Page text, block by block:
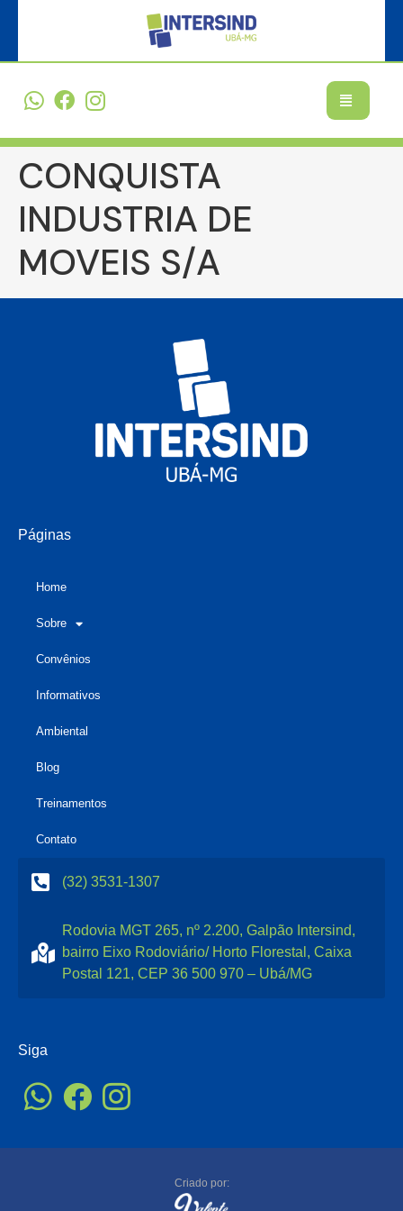
CONQUISTA
INDUSTRIA DE
MOVEIS S/A
Páginas
Home
Sobre
Convênios
Informativos
Ambiental
Blog
Treinamentos
Contato
(32) 3531-1307
Rodovia MGT 265, nº 2.200, Galpão Intersind,
bairro Eixo Rodoviário/ Horto Florestal, Caixa
Postal 121, CEP 36 500 970 – Ubá/MG
Siga
Criado por: